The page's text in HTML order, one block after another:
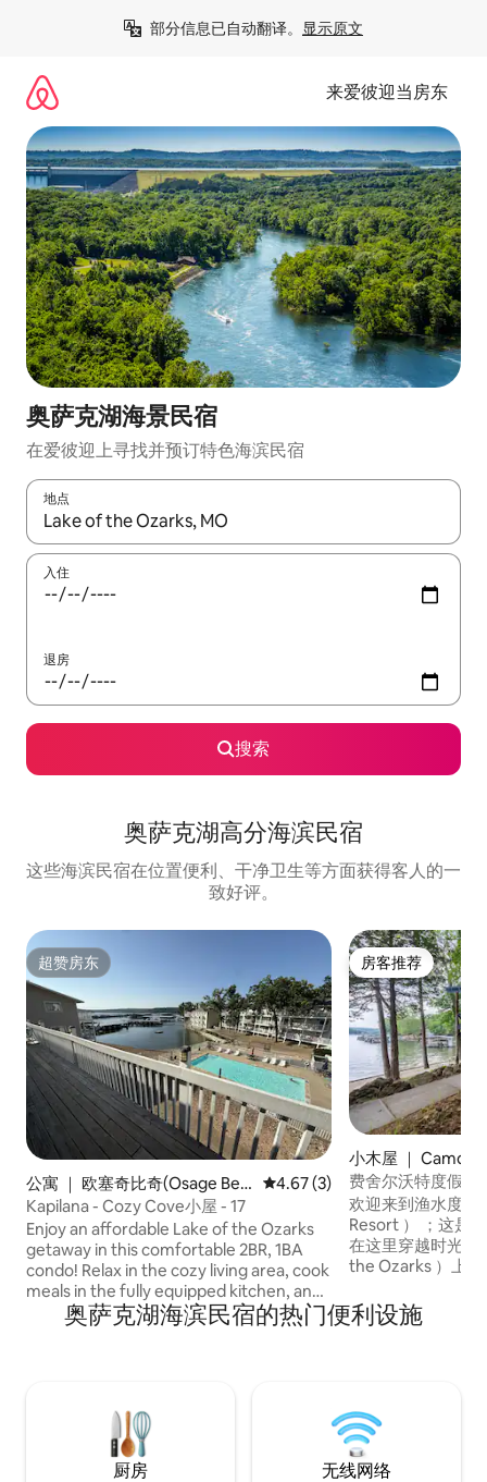
部分信息已自动翻译。 显示原文
来爱彼迎当房东
奥萨克湖海景民宿
在爱彼迎上寻找并预订特色海滨民宿
地点
如有搜索结果，请使用上下方向键查看，或通过点击或滑动手势
入住
退房
搜索
奥萨克湖高分海滨民宿
这些海滨民宿在位置便利、干净卫生等方面获得客人的一
致好评。
超赞房东
超赞房东
公寓 ｜ 欧塞奇比奇(Osage Bea
ch)
平均评分 4.67 分（满分 5 分）
4.67 (3)
Kapilana - Cozy Cove小屋 - 17
Enjoy an affordable Lake of the Ozarks
getaway in this comfortable 2BR, 1BA
condo! Relax in the cozy living area, cook
meals in the fully equipped kitchen, and
enjoy easy access to the community
pool just steps away. Perfect for families,
shopping, and local attractions. Window
AC in the living room keeps the condo
comfortable throughout your stay.
There is not a central AC system
房客推荐
房客推荐
小木屋 ｜
费舍尔沃特度假
Resort）2号湖畔
欢迎来到渔水度
Resort ） ；这是
在这里穿越时光，
the Ozarks ）上
处，您可以在树林
的湖景。 2号客舱
享受美好的周末或
奥萨克湖海滨民宿的热门便利设施
厨房 无线网络